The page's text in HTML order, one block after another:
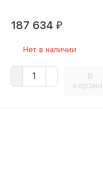
187 634 ₽
Нет в наличии
В